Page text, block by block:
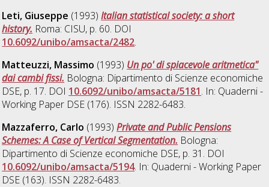
Leti, Giuseppe (1993)Italian statistical society: a short
history. Roma: CISU, p. 60. DOI
10.6092/unibo/amsacta/2482.
Matteuzzi, Massimo (1993) Un po' di spiacevole aritmetica"
dai cambi fissi. Bologna: Dipartimento di Scienze economiche
DSE, p. 17. DOI 10.6092/unibo/amsacta/5181. In: Quaderni -
Working Paper DSE (176). ISSN 2282-6483.
Mazzaferro, Carlo (1993)Private and Public Pensions
Schemes: A Case of Vertical Segmentation. Bologna:
Dipartimento di Scienze economiche DSE, p. 31. DOI
10.6092/unibo/amsacta/5194. In: Quaderni - Working Paper
DSE (163). ISSN 2282-6483.